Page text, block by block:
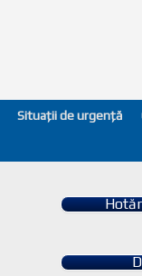
Situații de urgență